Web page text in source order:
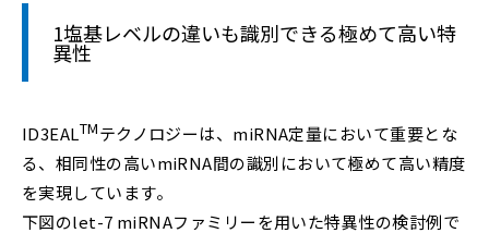
1塩基レベルの違いも識別できる極めて高い特
異性
ID3EALTMテクノロジーは、miRNA定量において重要とな
る、相同性の高いmiRNA間の識別において極めて高い精度
を実現しています。
下図のlet-7 miRNAファミリーを用いた特異性の検討例で